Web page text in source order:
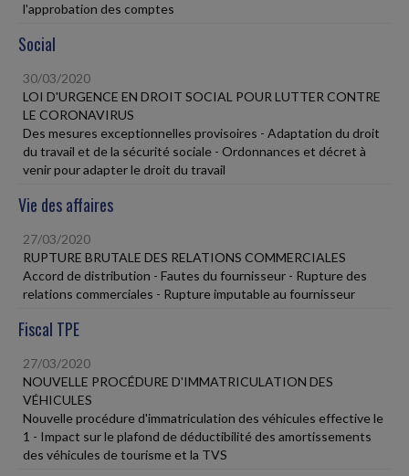
l'approbation des comptes
Social
30/03/2020
LOI D'URGENCE EN DROIT SOCIAL POUR LUTTER CONTRE
LE CORONAVIRUS
Des mesures exceptionnelles provisoires - Adaptation du droit
du travail et de la sécurité sociale - Ordonnances et décret à
venir pour adapter le droit du travail
Vie des affaires
27/03/2020
RUPTURE BRUTALE DES RELATIONS COMMERCIALES
Accord de distribution - Fautes du fournisseur - Rupture des
relations commerciales - Rupture imputable au fournisseur
Fiscal TPE
27/03/2020
NOUVELLE PROCÉDURE D'IMMATRICULATION DES
VÉHICULES
Nouvelle procédure d'immatriculation des véhicules effective le
1 - Impact sur le plafond de déductibilité des amortissements
des véhicules de tourisme et la TVS